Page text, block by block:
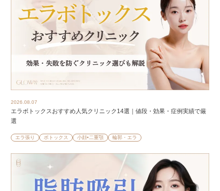
2026.08.07
エラボトックスおすすめ人気クリニック14選｜値段・効果・症例実績で厳
選
エラ張り ボトックス 小顔•二重顎 輪郭・エラ